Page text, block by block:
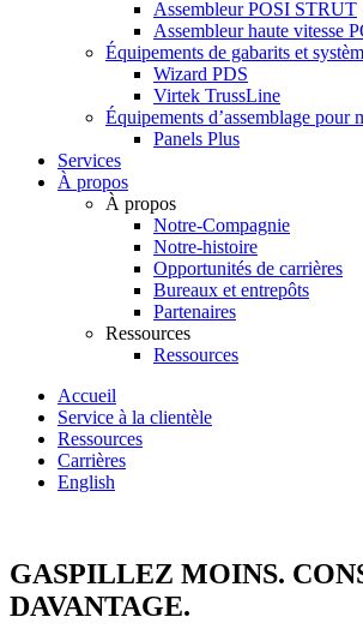
Assembleur POSI STRUT
Assembleur haute vitesse
Équipements de gabarits et
Wizard PDS
Virtek TrussLine
Équipements d’assemblage pour
Panels Plus
Services
À propos
À propos
Notre-Compagnie
Notre-histoire
Opportunités de carrières
Bureaux et entrepôts
Partenaires
Ressources
Ressources
Accueil
Service à la clientèle
Ressources
Carrières
English
GASPILLEZ MOINS.
DAVANTAGE.